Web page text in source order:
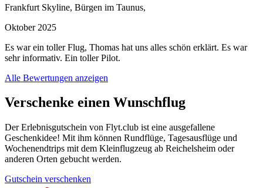
Frankfurt Skyline, Bürgen im Taunus,
Oktober 2025
Es war ein toller Flug, Thomas hat uns alles schön erklärt. Es war
sehr informativ. Ein toller Pilot.
Alle Bewertungen anzeigen
Verschenke einen Wunschflug
Der Erlebnisgutschein von Flyt.club ist eine ausgefallene
Geschenkidee! Mit ihm können Rundflüge, Tagesausflüge und
Wochenendtrips mit dem Kleinflugzeug ab Reichelsheim oder
anderen Orten gebucht werden.
Gutschein verschenken